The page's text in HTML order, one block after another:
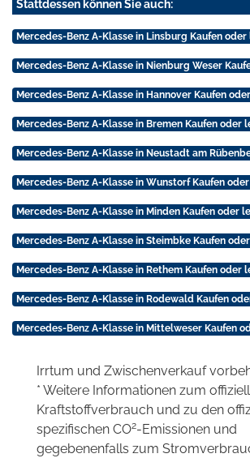
Stattdessen können Sie auch:
Mercedes-Benz A-Klasse in Linsburg Kaufen oder
Mercedes-Benz A-Klasse in Nienburg Weser
Mercedes-Benz A-Klasse in Hannover Kaufen
Mercedes-Benz A-Klasse in Bremen Kaufen oder
Mercedes-Benz A-Klasse in Neustadt am
Mercedes-Benz A-Klasse in Wunstorf Kaufen
Mercedes-Benz A-Klasse in Minden Kaufen oder
Mercedes-Benz A-Klasse in Steimbke Kaufen
Mercedes-Benz A-Klasse in Rethem Kaufen oder
Mercedes-Benz A-Klasse in Rodewald Kaufen
Mercedes-Benz A-Klasse in Mittelweser Kaufen
Irrtum und Zwischenverkauf
* Weitere Informationen zum
Kraftstoffverbrauch und zu den
spezifischen CO2-Emissionen und
gegebenenfalls zum